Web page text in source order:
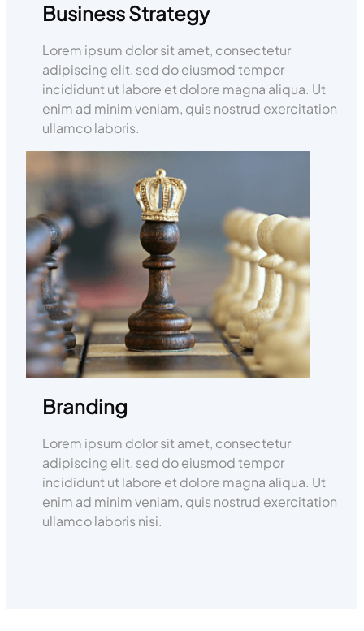
Business Strategy
Lorem ipsum dolor sit amet, consectetur
adipiscing elit, sed do eiusmod tempor
incididunt ut labore et dolore magna aliqua. Ut
enim ad minim veniam, quis nostrud exercitation
ullamco laboris.
Branding
Lorem ipsum dolor sit amet, consectetur
adipiscing elit, sed do eiusmod tempor
incididunt ut labore et dolore magna aliqua. Ut
enim ad minim veniam, quis nostrud exercitation
ullamco laboris nisi.